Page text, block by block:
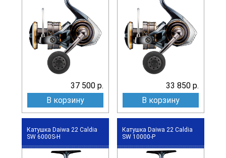
37 500 р.
В корзину
33 850 р.
В корзину
Катушка Daiwa 22 Caldia
SW 6000S-H
Катушка Daiwa 22 Caldia
SW 10000-P